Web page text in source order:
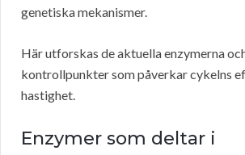
genetiska mekanismer.
Här utforskas de aktuella enzymerna
kontrollpunkter som påverkar cykelns
hastighet.
Enzymer som deltar i